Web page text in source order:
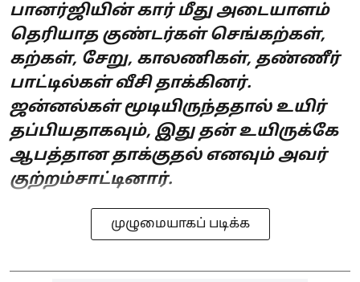
பானர்ஜியின் கார் மீது அடையாளம்
தெரியாத குண்டர்கள் செங்கற்கள்,
கற்கள், சேறு, காலணிகள், தண்ணீர்
பாட்டில்கள் வீசி தாக்கினர்.
ஜன்னல்கள் மூடியிருந்ததால் உயிர்
தப்பியதாகவும், இது தன் உயிருக்கே
ஆபத்தான தாக்குதல் எனவும் அவர்
குற்றம்சாட்டினார்.
முழுமையாகப் படிக்க